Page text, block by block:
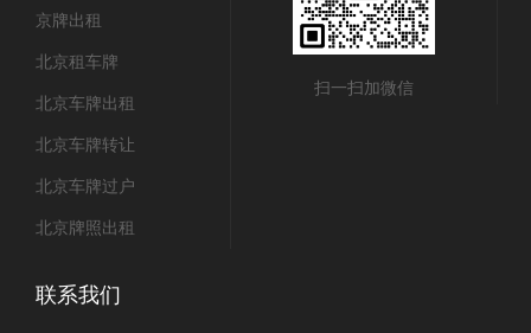
京牌出租
北京租车牌
北京车牌出租
北京车牌转让
北京车牌过户
北京牌照出租
扫一扫加微信
联系我们